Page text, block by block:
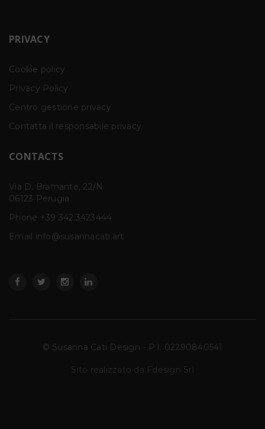
PRIVACY
Cookie policy
Privacy Policy
Centro gestione privacy
Contatta il responsabile privacy
CONTACTS
Via D. Bramante, 22/N
06123 Perugia
Phone +39 342.3423444
Email info@susannacati.art
© Susanna Cati Design - P.I. 02290840541
Sito realizzato da Fdesign Srl